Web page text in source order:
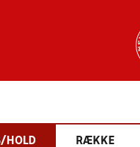
HOLD RÆKKE